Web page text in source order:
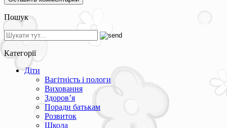
Пошук
Категорії
Діти
Вагітність і пологи
Виховання
Здоров’я
Поради батькам
Розвиток
Школа